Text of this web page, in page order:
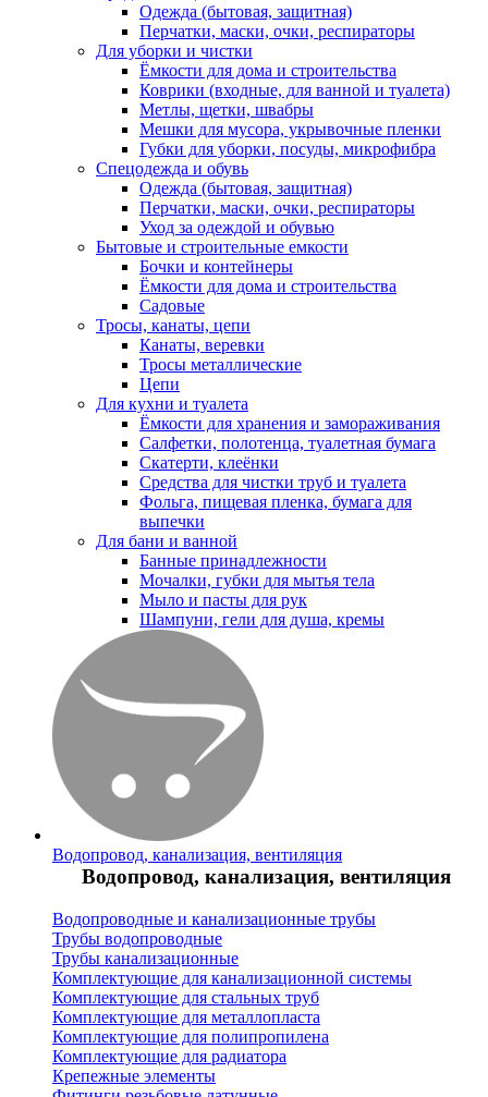
Одежда (бытовая, защитная)
Перчатки, маски, очки, респираторы
Для уборки и чистки
Ёмкости для дома и строительства
Коврики (входные, для ванной и туалета)
Метлы, щетки, швабры
Мешки для мусора, укрывочные пленки
Губки для уборки, посуды, микрофибра
Спецодежда и обувь
Одежда (бытовая, защитная)
Перчатки, маски, очки, респираторы
Уход за одеждой и обувью
Бытовые и строительные емкости
Бочки и контейнеры
Ёмкости для дома и строительства
Садовые
Тросы, канаты, цепи
Канаты, веревки
Тросы металлические
Цепи
Для кухни и туалета
Ёмкости для хранения и замораживания
Салфетки, полотенца, туалетная бумага
Скатерти, клеёнки
Средства для чистки труб и туалета
Фольга, пищевая пленка, бумага для
выпечки
Для бани и ванной
Банные принадлежности
Мочалки, губки для мытья тела
Мыло и пасты для рук
Шампуни, гели для душа, кремы
Водопровод, канализация, вентиляция
Водопровод, канализация, вентиляция
Водопроводные и канализационные трубы
Трубы водопроводные
Трубы канализационные
Комплектующие для канализационной системы
Комплектующие для стальных труб
Комплектующие для металлопласта
Комплектующие для полипропилена
Комплектующие для радиатора
Крепежные элементы